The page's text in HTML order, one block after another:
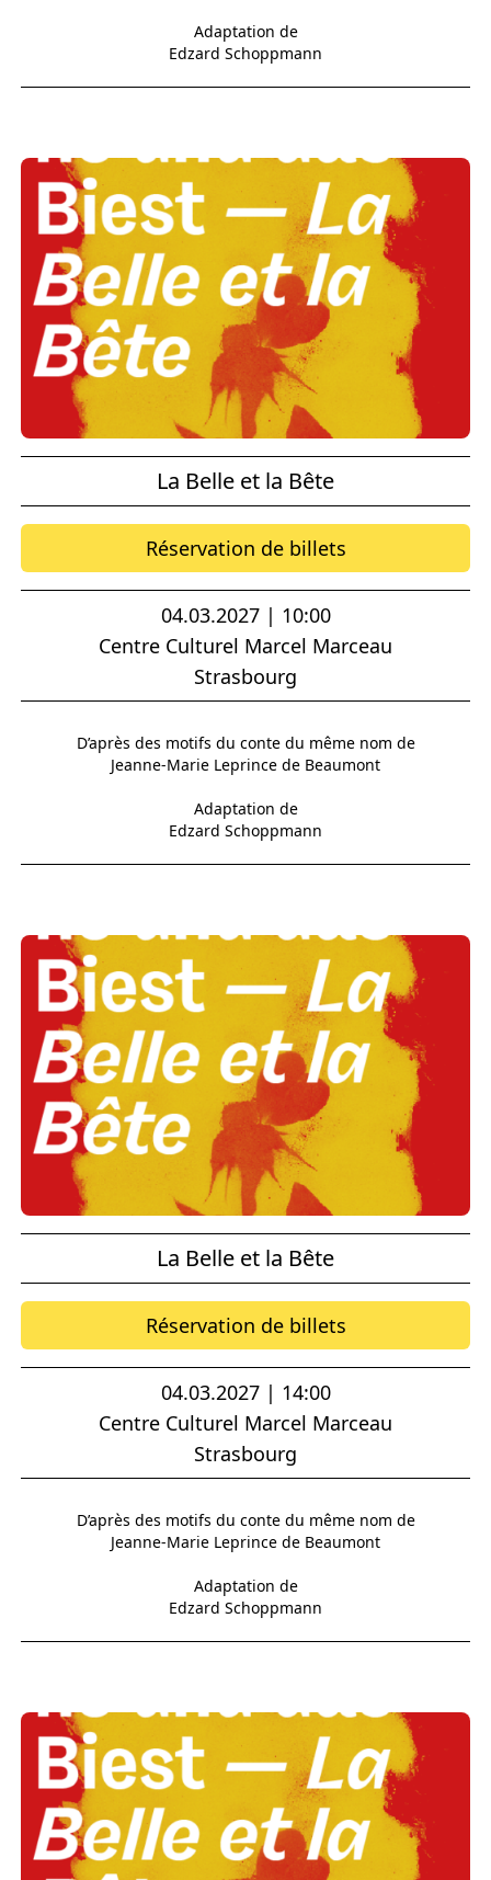
Adaptation de
Edzard Schoppmann
La Belle et la Bête
Réservation de billets
04.03.2027 | 10:00
Centre Culturel Marcel Marceau
Strasbourg
D’après des motifs du conte du même nom de
Jeanne-Marie Leprince de Beaumont
Adaptation de
Edzard Schoppmann
La Belle et la Bête
Réservation de billets
04.03.2027 | 14:00
Centre Culturel Marcel Marceau
Strasbourg
D’après des motifs du conte du même nom de
Jeanne-Marie Leprince de Beaumont
Adaptation de
Edzard Schoppmann